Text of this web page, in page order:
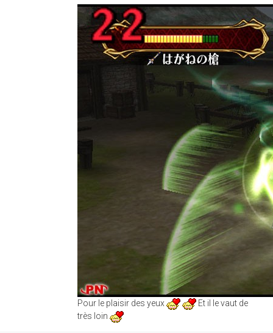
Pour le plaisir des yeux
Et il le vaut de
très loin